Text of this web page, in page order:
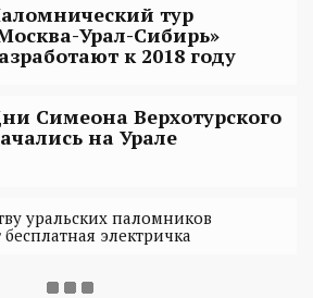
тур
Урал-Сибирь»
к 2018 году
Симеона Верхотурского
на Урале
уральских паломников
бесплатная электричка